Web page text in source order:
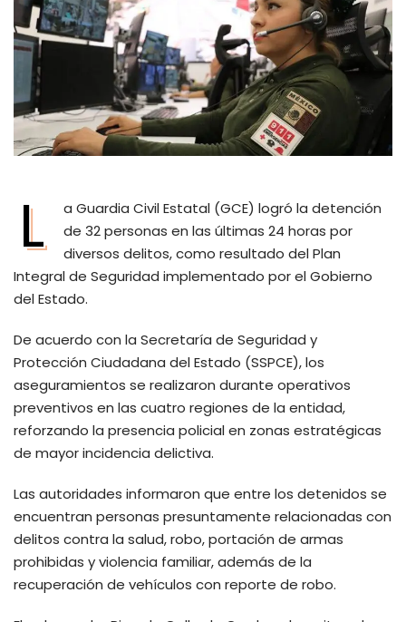
L
a Guardia Civil Estatal (GCE) logró la detención
de 32 personas en las últimas 24 horas por
diversos delitos, como resultado del Plan
Integral de Seguridad implementado por el Gobierno
del Estado.
De acuerdo con la Secretaría de Seguridad y
Protección Ciudadana del Estado (SSPCE), los
aseguramientos se realizaron durante operativos
preventivos en las cuatro regiones de la entidad,
reforzando la presencia policial en zonas estratégicas
de mayor incidencia delictiva.
Las autoridades informaron que entre los detenidos se
encuentran personas presuntamente relacionadas con
delitos contra la salud, robo, portación de armas
prohibidas y violencia familiar, además de la
recuperación de vehículos con reporte de robo.